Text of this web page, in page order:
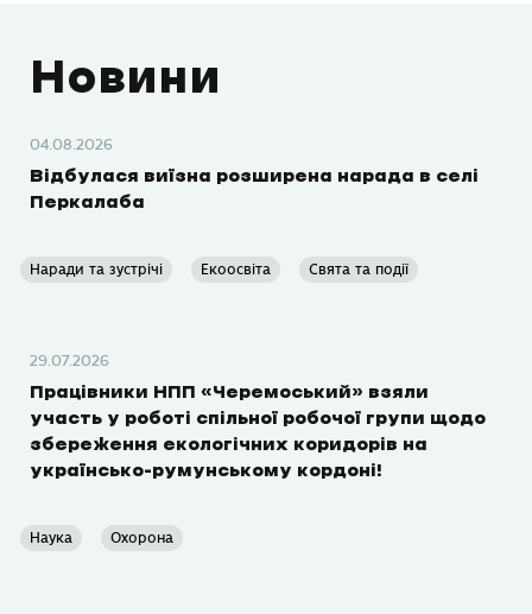
Новини
04.08.2026
Відбулася виїзна розширена нарада в селі
Перкалаба
Наради та зустрічі Екоосвіта Свята та події
29.07.2026
Працівники НПП «Черемоський» взяли
участь у роботі спільної робочої групи щодо
збереження екологічних коридорів на
українсько-румунському кордоні!
Наука Охорона